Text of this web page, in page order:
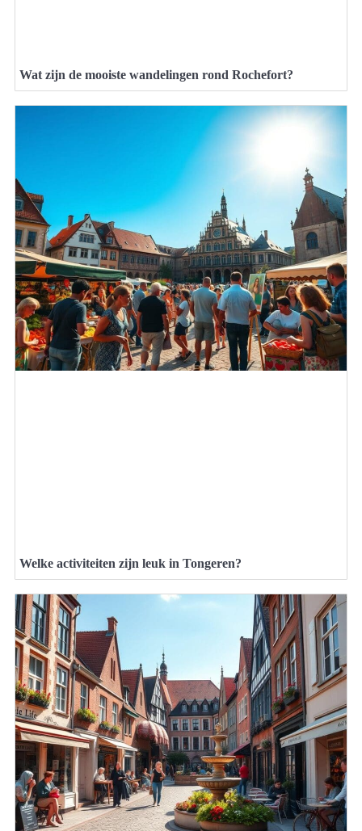
Wat zijn de mooiste wandelingen rond Rochefort?
Welke activiteiten zijn leuk in Tongeren?